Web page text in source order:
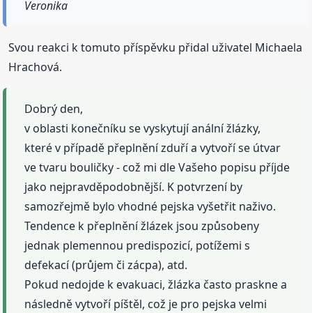
Veronika
Svou reakci k tomuto příspěvku přidal uživatel Michaela
Hrachová.
Dobrý den,
v oblasti konečníku se vyskytují anální žlázky,
které v případě přeplnění zduří a vytvoří se útvar
ve tvaru bouličky - což mi dle Vašeho popisu příjde
jako nejpravděpodobnější. K potvrzení by
samozřejmě bylo vhodné pejska vyšetřit naživo.
Tendence k přeplnění žlázek jsou způsobeny
jednak plemennou predispozicí, potížemi s
defekací (průjem či zácpa), atd.
Pokud nedojde k evakuaci, žlázka často praskne a
následně vytvoří píštěl, což je pro pejska velmi